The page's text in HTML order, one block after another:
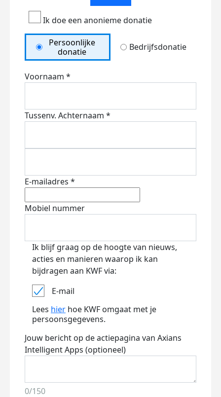
Ik doe een anonieme donatie
Persoonlijke
donatie
Bedrijfsdonatie
Voornaam *
Tussenv. Achternaam *
E-mailadres *
Mobiel nummer
Ik blijf graag op de hoogte van nieuws,
acties en manieren waarop ik kan
bijdragen aan KWF via:
E-mail
Lees hier hoe KWF omgaat met je
persoonsgegevens.
Jouw bericht op de actiepagina van Axians
Intelligent Apps (optioneel)
0/150